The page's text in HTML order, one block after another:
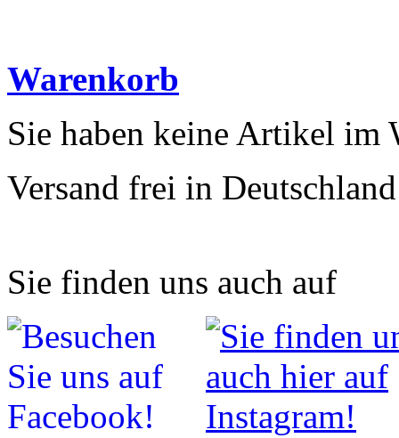
Warenkorb
Sie haben keine Artikel im
Versand frei in
Sie finden uns auch auf